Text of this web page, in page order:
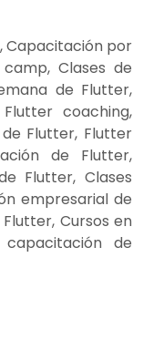
Capacitación por
Clases de
de Flutter,
coaching,
Flutter, Flutter
de Flutter,
Flutter, Clases
empresarial de
Cursos en
de